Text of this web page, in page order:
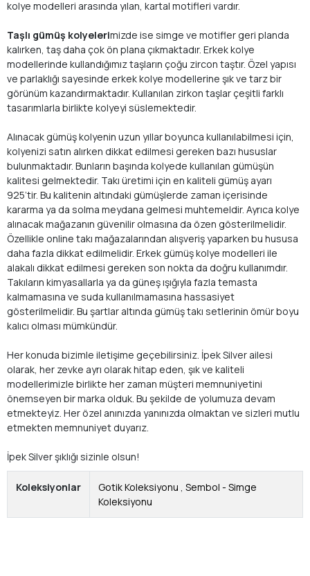
kolye modelleri arasında yılan, kartal motifleri vardır.
Taşlı gümüş kolyelerimizde ise simge ve motifler geri planda
kalırken, taş daha çok ön plana çıkmaktadır. Erkek kolye
modellerinde kullandığımız taşların çoğu zircon taştır. Özel yapısı
ve parlaklığı sayesinde erkek kolye modellerine şık ve tarz bir
görünüm kazandırmaktadır. Kullanılan zirkon taşlar çeşitli farklı
tasarımlarla birlikte kolyeyi süslemektedir.
Alınacak gümüş kolyenin uzun yıllar boyunca kullanılabilmesi için,
kolyenizi satın alırken dikkat edilmesi gereken bazı hususlar
bulunmaktadır. Bunların başında kolyede kullanılan gümüşün
kalitesi gelmektedir. Takı üretimi için en kaliteli gümüş ayarı
925’tir. Bu kalitenin altındaki gümüşlerde zaman içerisinde
kararma ya da solma meydana gelmesi muhtemeldir. Ayrıca kolye
alınacak mağazanın güvenilir olmasına da özen gösterilmelidir.
Özellikle online takı mağazalarından alışveriş yaparken bu hususa
daha fazla dikkat edilmelidir. Erkek gümüş kolye modelleri ile
alakalı dikkat edilmesi gereken son nokta da doğru kullanımdır.
Takıların kimyasallarla ya da güneş ışığıyla fazla temasta
kalmamasına ve suda kullanılmamasına hassasiyet
gösterilmelidir. Bu şartlar altında gümüş takı setlerinin ömür boyu
kalıcı olması mümkündür.
Her konuda bizimle iletişime geçebilirsiniz. İpek Silver ailesi
olarak, her zevke ayrı olarak hitap eden, şık ve kaliteli
modellerimizle birlikte her zaman müşteri memnuniyetini
önemseyen bir marka olduk. Bu şekilde de yolumuza devam
etmekteyiz. Her özel anınızda yanınızda olmaktan ve sizleri mutlu
etmekten memnuniyet duyarız.
İpek Silver şıklığı sizinle olsun!
Koleksiyonlar Gotik Koleksiyonu , Sembol - Simge
Koleksiyonu